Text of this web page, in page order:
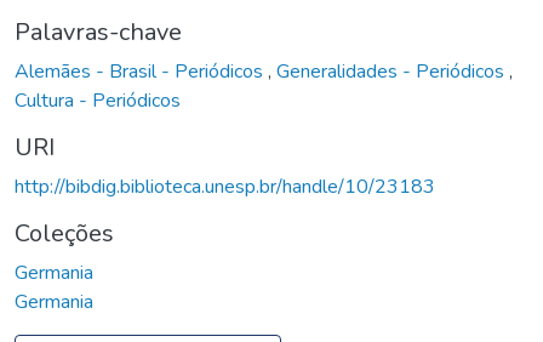
Palavras-chave
Alemães - Brasil - Periódicos , Generalidades - Periódicos ,
Cultura - Periódicos
URI
http://bibdig.biblioteca.unesp.br/handle/10/23183
Coleções
Germania
Germania